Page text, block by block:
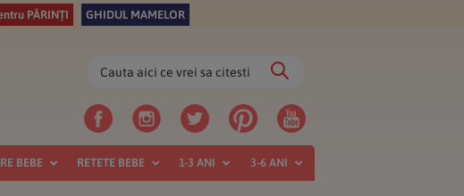
PĂRINȚI GHIDUL MAMELOR
Cauta
ce
vrei
sa
citesti
BEBE RETETE BEBE 1-3 ANI 3-6 ANI